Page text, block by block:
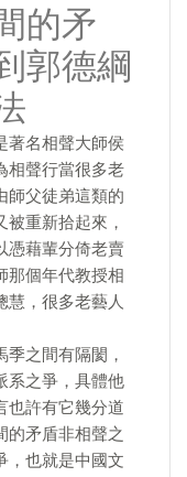
的矛
郭德綱
著名相聲大師侯
相聲行當很多老
師父徒弟這類的
重新拾起來，
憑藉輩分倚老賣
那個年代教授相
慧，很多老藝人
之間有隔閡，
系之爭，具體他
也許有它幾分道
的矛盾非相聲之
，也就是中國文